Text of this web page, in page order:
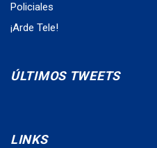
Policiales
¡Arde Tele!
ÚLTIMOS TWEETS
LINKS